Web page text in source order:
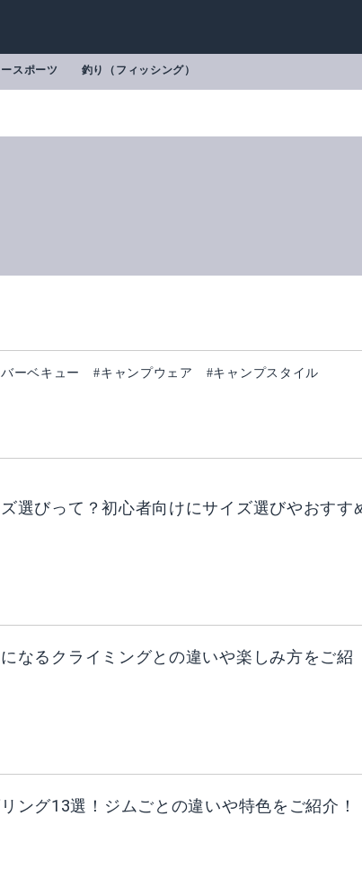
スポーツ 釣り（フィッシング）
ーベキュー #キャンプウェア
#キャンプスタイル
選びって？初心者向けにサイズ選びやおすす
なるクライミングとの違いや楽しみ方をご紹
ング13選！ジムごとの違いや特色をご紹介！